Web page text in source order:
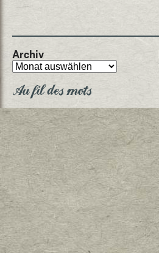
Archiv
Au fil des mots